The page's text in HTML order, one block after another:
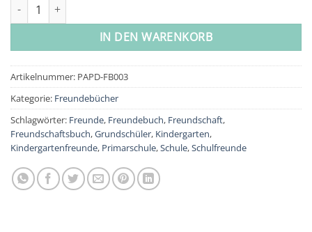
Freundebuch - Meine Kindergartenfreunde - Design 3 - rosa
IN DEN WARENKORB
Artikelnummer: PAPD-FB003
Kategorie: Freundebücher
Schlagwörter: Freunde, Freundebuch, Freundschaft,
Freundschaftsbuch,Grundschüler, Kindergarten,
Kindergartenfreunde, Primarschule,Schule,Schulfreunde